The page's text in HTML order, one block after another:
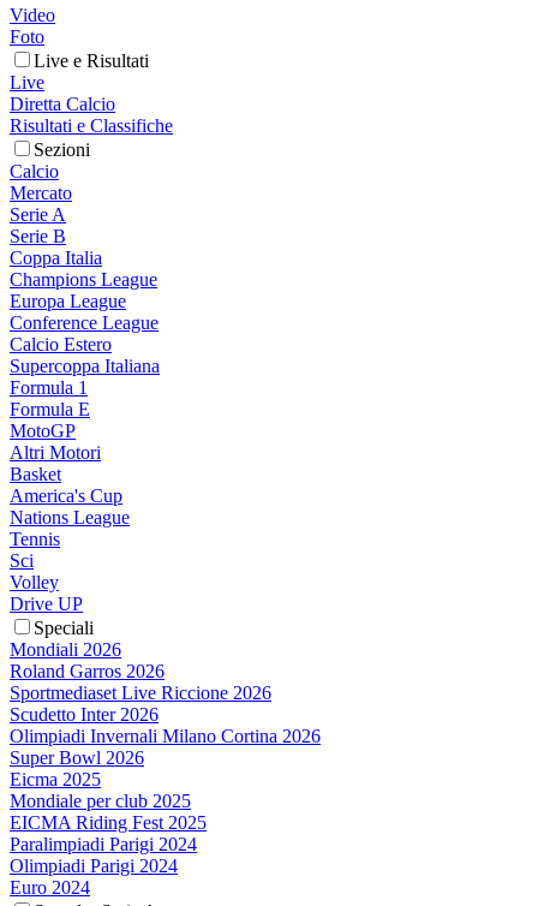
Video
Foto
Live e Risultati
Live
Diretta Calcio
Risultati e Classifiche
Sezioni
Calcio
Mercato
Serie A
Serie B
Coppa Italia
Champions League
Europa League
Conference League
Calcio Estero
Supercoppa Italiana
Formula 1
Formula E
MotoGP
Altri Motori
Basket
America's Cup
Nations League
Tennis
Sci
Volley
Drive UP
Speciali
Mondiali 2026
Roland Garros 2026
Sportmediaset Live Riccione 2026
Scudetto Inter 2026
Olimpiadi Invernali Milano Cortina 2026
Super Bowl 2026
Eicma 2025
Mondiale per club 2025
EICMA Riding Fest 2025
Paralimpiadi Parigi 2024
Olimpiadi Parigi 2024
Euro 2024